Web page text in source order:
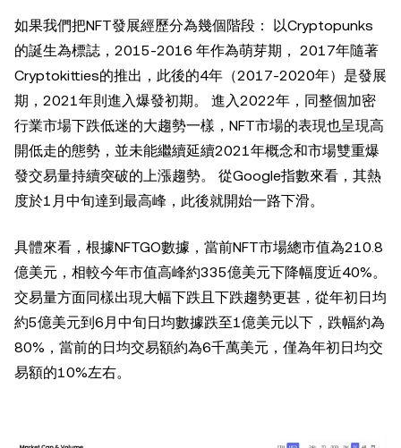
如果我們把NFT發展經歷分為幾個階段： 以Cryptopunks
的誕生為標誌，2015-2016 年作為萌芽期， 2017年隨著
Cryptokitties的推出，此後的4年（2017-2020年）是發展
期，2021年則進入爆發初期。 進入2022年，同整個加密
行業市場下跌低迷的大趨勢一樣，NFT市場的表現也呈現高
開低走的態勢，並未能繼續延續2021年概念和市場雙重爆
發交易量持續突破的上漲趨勢。 從Google指數來看，其熱
度於1月中旬達到最高峰，此後就開始一路下滑。
具體來看，根據NFTGO數據，當前NFT市場總市值為210.8
億美元，相較今年市值高峰約335億美元下降幅度近40%。
交易量方面同樣出現大幅下跌且下跌趨勢更甚，從年初日均
約5億美元到6月中旬日均數據跌至1億美元以下，跌幅約為
80%，當前的日均交易額約為6千萬美元，僅為年初日均交
易額的10%左右。